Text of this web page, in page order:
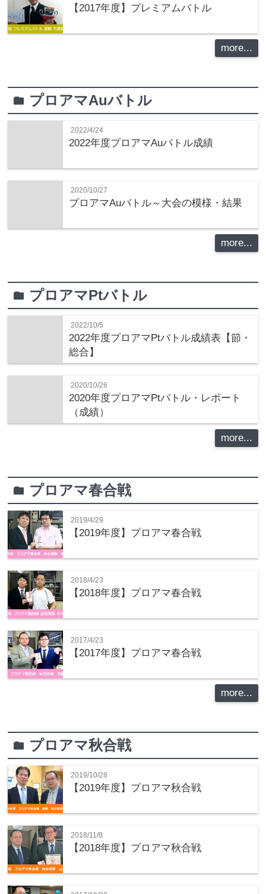
【2017年度】プレミアムバトル
more...
folder プロアマAuバトル
2022/4/24
2022年度プロアマAuバトル成績
2020/10/27
プロアマAuバトル～大会の模様・結果
more...
folder プロアマPtバトル
2022/10/5
2022年度プロアマPtバトル成績表【節・
総合】
2020/10/26
2020年度プロアマPtバトル・レポート
（成績）
more...
folder プロアマ春合戦
2019/4/29
【2019年度】プロアマ春合戦
2018/4/23
【2018年度】プロアマ春合戦
2017/4/23
【2017年度】プロアマ春合戦
more...
folder プロアマ秋合戦
2019/10/28
【2019年度】プロアマ秋合戦
2018/11/8
【2018年度】プロアマ秋合戦